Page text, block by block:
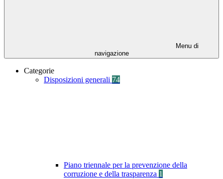
Menu di
navigazione
Categorie
Disposizioni generali 74
Piano triennale per la prevenzione della
corruzione e della trasparenza 1